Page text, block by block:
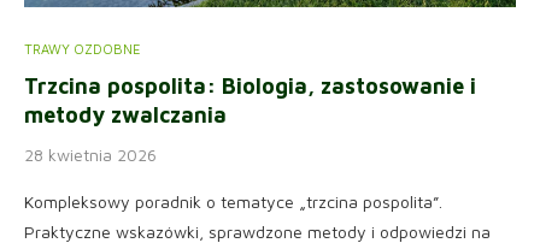
TRAWY OZDOBNE
Trzcina pospolita: Biologia, zastosowanie i
metody zwalczania
28 kwietnia 2026
Kompleksowy poradnik o tematyce „trzcina pospolita”.
Praktyczne wskazówki, sprawdzone metody i odpowiedzi na